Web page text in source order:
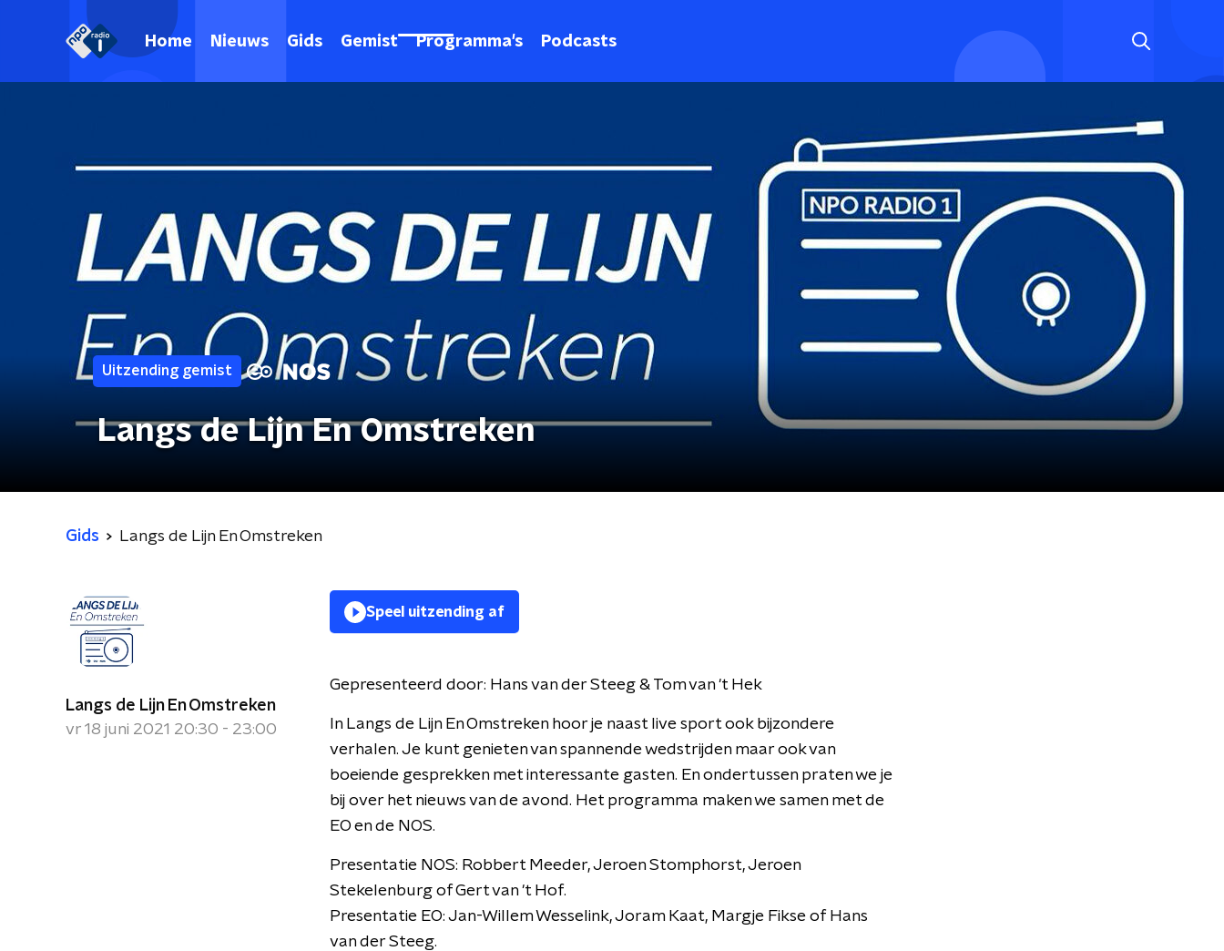
Home Nieuws Gids Gemist Programma's Podcasts
Uitzending gemist
Langs de Lijn En Omstreken
Gids Langs de Lijn En Omstreken
Langs de Lijn En Omstreken
vr 18 juni 2021 20:30 - 23:00
Speel uitzending af
Gepresenteerd door: Hans van der Steeg & Tom van 't Hek
In Langs de Lijn En Omstreken hoor je naast live sport ook bijzondere
verhalen. Je kunt genieten van spannende wedstrijden maar ook van
boeiende gesprekken met interessante gasten. En ondertussen praten we je
bij over het nieuws van de avond. Het programma maken we samen met de
EO en de NOS.
Presentatie NOS: Robbert Meeder, Jeroen Stomphorst, Jeroen
Stekelenburg of Gert van 't Hof.
Presentatie EO: Jan-Willem Wesselink, Joram Kaat, Margje Fikse of Hans
van der Steeg.